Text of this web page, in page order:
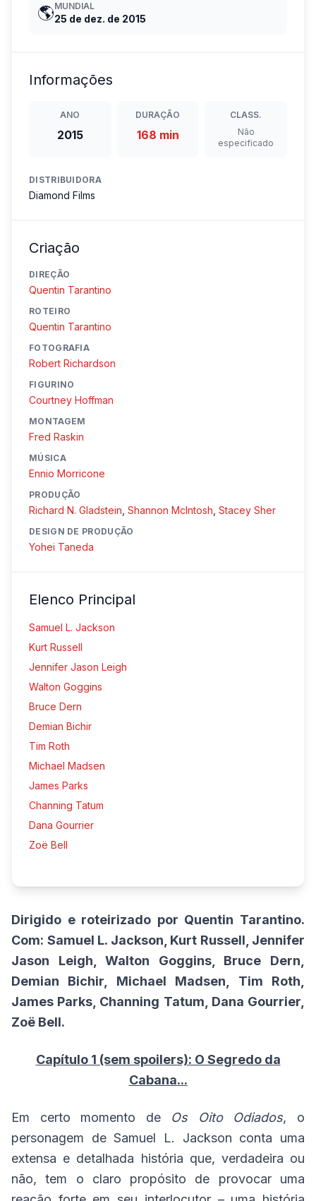
🌎MUNDIAL
25 de dez. de 2015
Informações
ANO
2015
DURAÇÃO
168 min
CLASS.
Não
especificado
DISTRIBUIDORA
Diamond Films
Criação
DIREÇÃO
Quentin Tarantino
ROTEIRO
Quentin Tarantino
FOTOGRAFIA
Robert Richardson
FIGURINO
Courtney Hoffman
MONTAGEM
Fred Raskin
MÚSICA
Ennio Morricone
PRODUÇÃO
Richard N. Gladstein Shannon McIntosh Stacey Sher
DESIGN DE PRODUÇÃO
Yohei Taneda
Elenco Principal
Samuel L. Jackson
Kurt Russell
Jennifer Jason Leigh
Walton Goggins
Bruce Dern
Demian Bichir
Tim Roth
Michael Madsen
James Parks
Channing Tatum
Dana Gourrier
Zoë Bell
Dirigido e roteirizado por Quentin Tarantino.
Com: Samuel L. Jackson, Kurt Russell, Jennifer
Jason Leigh, Walton Goggins, Bruce Dern,
Demian Bichir, Michael Madsen, Tim Roth,
James Parks, Channing Tatum, Dana Gourrier,
Zoë Bell.
Capítulo 1 (sem spoilers): O Segredo da
Cabana...
Em certo momento de Os Oito Odiados, o
personagem de Samuel L. Jackson conta uma
extensa e detalhada história que, verdadeira ou
não, tem o claro propósito de provocar uma